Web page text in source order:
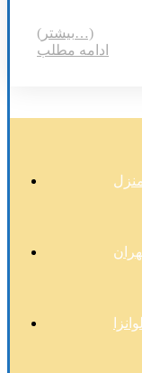
(بیشتر…)
ادامه مطلب